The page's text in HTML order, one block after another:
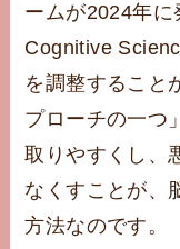
ームが2024年に
Cognitive
を調整すること
プローチの一つ
取りやすくし、
なくすことが、
方法なのです。